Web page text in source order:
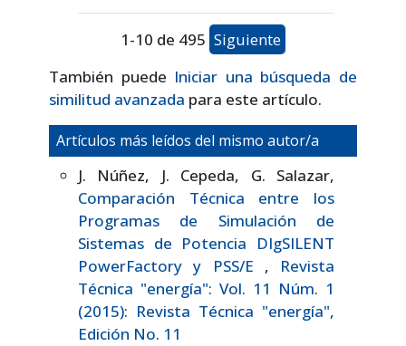
1-10 de 495 Siguiente
También puede Iniciar una búsqueda de
similitud avanzada para este artículo.
Artículos más leídos del mismo autor/a
J. Núñez, J. Cepeda, G. Salazar,
Comparación Técnica entre los
Programas de Simulación de
Sistemas de Potencia DIgSILENT
PowerFactory y PSS/E , Revista
Técnica "energía": Vol. 11 Núm. 1
(2015): Revista Técnica "energía",
Edición No. 11